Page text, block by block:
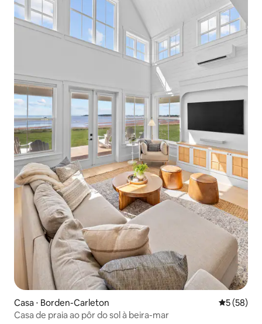
Casa ⋅ Borden-Carleton 5 de uma
5 (58)
Casa de praia ao pôr do sol à beira-mar